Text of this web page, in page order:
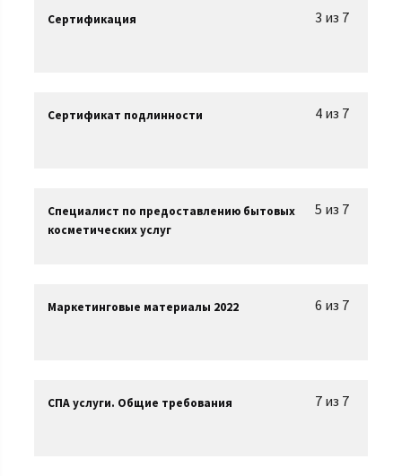
3 из 7
Сертификация
4 из 7
Сертификат подлинности
5 из 7
Специалист по предоставлению бытовых
косметических услуг
6 из 7
Маркетинговые материалы 2022
7 из 7
СПА услуги. Общие требования